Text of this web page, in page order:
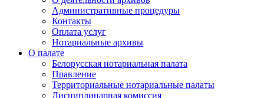
Административные процедуры
Контакты
Оплата услуг
Нотариальные архивы
О палате
Белорусская нотариальная палата
Правление
Территориальные нотариальные палаты
Дисциплинарная комиссия